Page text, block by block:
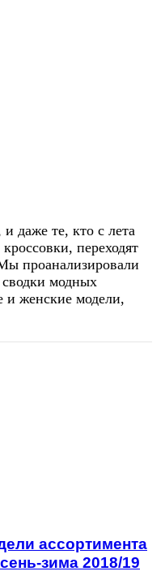
и даже те, кто с лета
переходят
проанализировали
модных
и женские модели,
ассортимента
зима 2018/19